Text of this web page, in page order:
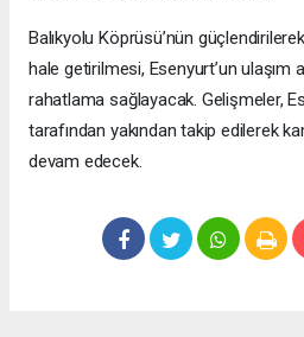
Balıkyolu Köprüsü’nün
hale getirilmesi, Esenyurt’un ulaşım
rahatlama sağlayacak. Gelişmeler,
tarafından yakından takip edilerek
devam edecek.